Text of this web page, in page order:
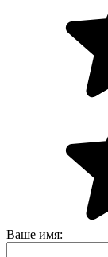
Ваше имя: